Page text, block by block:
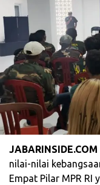
JABARINSIDE.COM |
nilai-nilai
Empat Pilar MPR RI